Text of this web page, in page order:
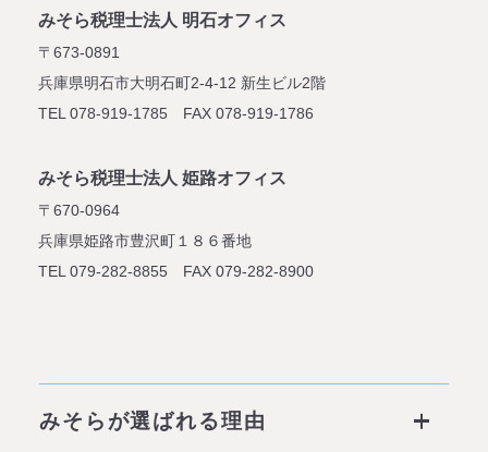
みそら税理士法人 明石オフィス
〒673-0891
兵庫県明石市大明石町2-4-12 新生ビル2階
TEL 078-919-1785 FAX 078-919-1786
みそら税理士法人 姫路オフィス
〒670-0964
兵庫県姫路市豊沢町１８６番地
TEL 079-282-8855 FAX 079-282-8900
みそらが選ばれる理由